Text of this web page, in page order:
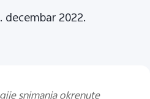
decembar 2022.